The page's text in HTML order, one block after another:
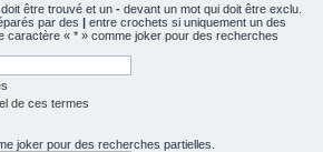
être trouvé et un - devant un mot qui doit être exclu.
par des | entre crochets si uniquement un des
caractère « * » comme joker pour des recherches
de ces termes
joker pour des recherches partielles.